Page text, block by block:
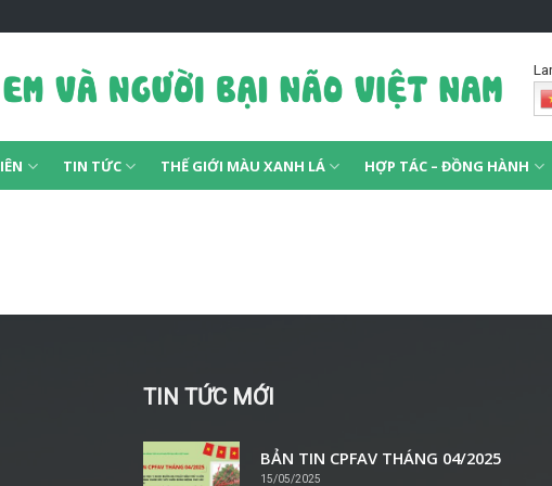
TIN TỨC THẾ GIỚI MÀU XANH LÁ HỢP TÁC – ĐỒNG HÀNH
TIN TỨC MỚI
BẢN TIN CPFAV THÁNG 04/2025
15/05/2025